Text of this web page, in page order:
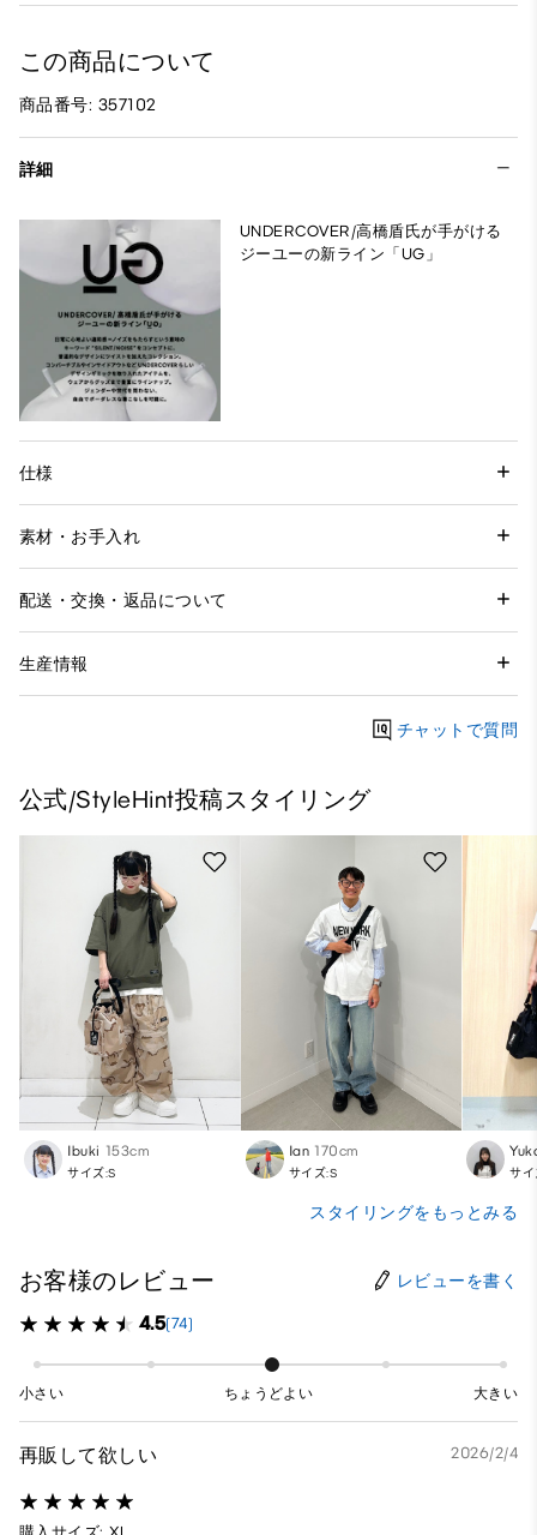
この商品について
商品番号: 357102
詳細
UNDERCOVER/高橋盾氏が手がける
ジーユーの新ライン「UG」
仕様
素材・お手入れ
配送・交換・返品について
生産情報
チャットで質問
公式/StyleHint投稿スタイリング
Ibuki 153cm
サイズ:S
Ian 170cm
サイズ:S サイ
スタイリングをもっとみる
お客様のレビュー レビューを書く
4.5(74)
小さい ちょうどよい 大きい
再販して欲しい 2026/2/4